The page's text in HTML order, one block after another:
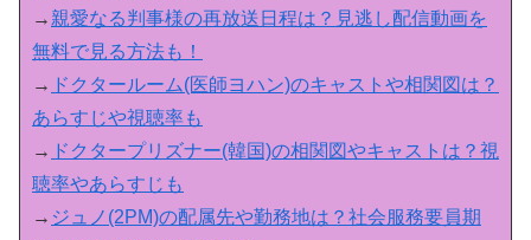
→ 親愛なる判事様の再放送日程は？見逃し配信動画を
無料で見る方法も！
→ ドクタールーム(医師ヨハン)のキャストや相関図は？
あらすじや視聴率も
→ ドクタープリズナー(韓国)の相関図やキャストは？視
聴率やあらすじも
→ ジュノ(2PM)の配属先や勤務地は？社会服務要員期